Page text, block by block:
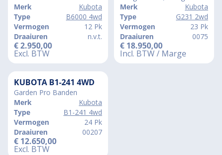
Merk
Kubota
Type
B6000 4wd
Vermogen
12 Pk
Draaiuren
n.v.t.
€2.950,00
Excl. BTW
Merk
Kubota
Type
G231 2wd
Vermogen
23 Pk
Draaiuren
0075
€ 18.950,00
Incl. BTW / Marge
KUBOTA B1-241 4WD
Garden Pro Banden
Merk
Kubota
Type
B1-241 4wd
Vermogen
24 Pk
Draaiuren
00207
€ 12.650,00
Excl. BTW